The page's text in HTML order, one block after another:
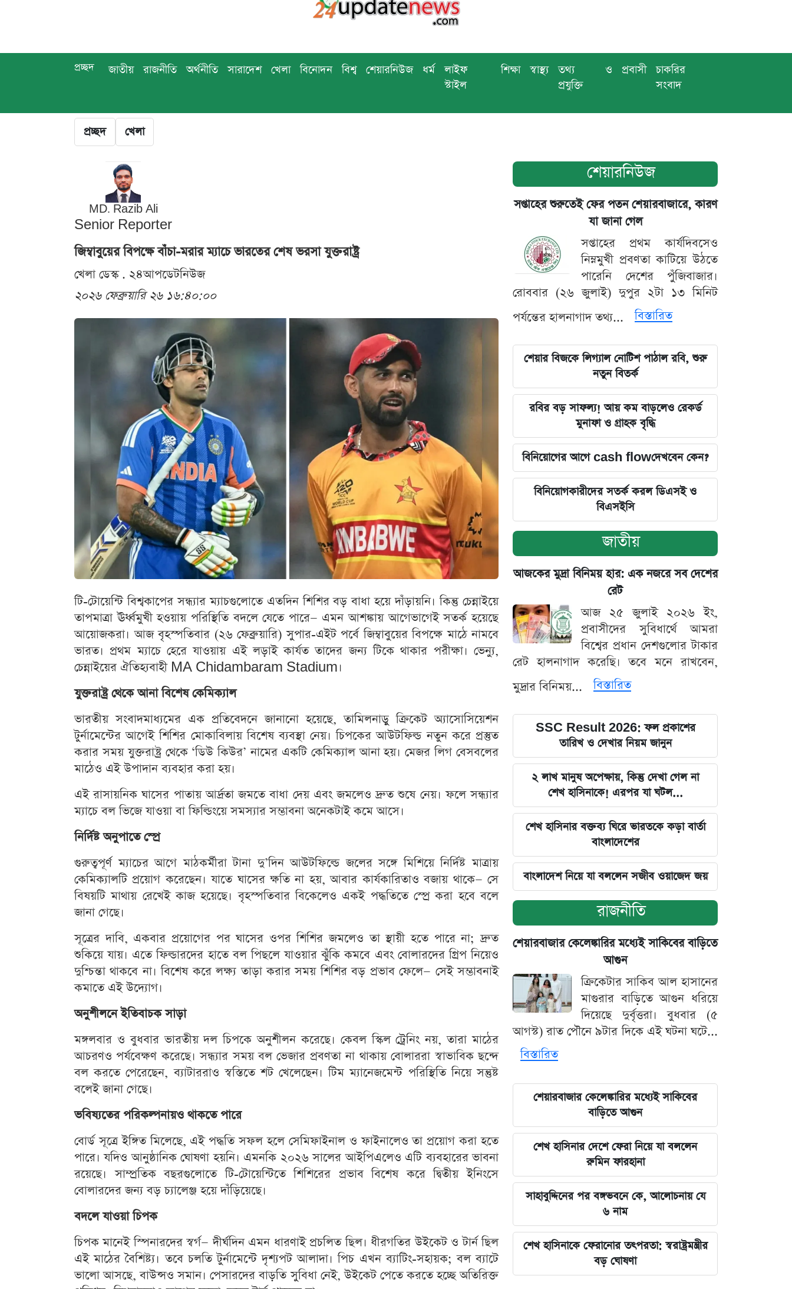
প্রচ্ছদ জাতীয় রাজনীতি অর্থনীতি সারাদেশ খেলা বিনোদন বিশ্ব শেয়ারনিউজ ধর্ম
লাইফ
স্টাইল
শিক্ষা স্বাস্থ্য
তথ্য ও
প্রযুক্তি
প্রবাসী
চাকরির
সংবাদ
প্রচ্ছদ খেলা
MD. Razib Ali
Senior Reporter
জিম্বাবুয়ের বিপক্ষে বাঁচা-মরার ম্যাচে ভারতের শেষ ভরসা যুক্তরাষ্ট্র
খেলা ডেস্ক . ২৪আপডেটনিউজ
২০২৬ ফেব্রুয়ারি ২৬ ১৬:৪০:০০
টি-টোয়েন্টি বিশ্বকাপের সন্ধ্যার ম্যাচগুলোতে এতদিন শিশির বড় বাধা হয়ে দাঁড়ায়নি। কিন্তু চেন্নাইয়ে
তাপমাত্রা ঊর্ধ্বমুখী হওয়ায় পরিস্থিতি বদলে যেতে পারে— এমন আশঙ্কায় আগেভাগেই সতর্ক হয়েছে
আয়োজকরা। আজ বৃহস্পতিবার (২৬ ফেব্রুয়ারি) সুপার-এইট পর্বে জিম্বাবুয়ের বিপক্ষে মাঠে নামবে
ভারত। প্রথম ম্যাচে হেরে যাওয়ায় এই লড়াই কার্যত তাদের জন্য টিকে থাকার পরীক্ষা। ভেন্যু,
চেন্নাইয়ের ঐতিহ্যবাহী MA Chidambaram Stadium।
যুক্তরাষ্ট্র থেকে আনা বিশেষ কেমিক্যাল
ভারতীয় সংবাদমাধ্যমের এক প্রতিবেদনে জানানো হয়েছে, তামিলনাড়ু ক্রিকেট অ্যাসোসিয়েশন
টুর্নামেন্টের আগেই শিশির মোকাবিলায় বিশেষ ব্যবস্থা নেয়। চিপকের আউটফিল্ড নতুন করে প্রস্তুত
করার সময় যুক্তরাষ্ট্র থেকে ‘ডিউ কিউর’ নামের একটি কেমিক্যাল আনা হয়। মেজর লিগ বেসবলের
মাঠেও এই উপাদান ব্যবহার করা হয়।
এই রাসায়নিক ঘাসের পাতায় আর্দ্রতা জমতে বাধা দেয় এবং জমলেও দ্রুত শুষে নেয়। ফলে সন্ধ্যার
ম্যাচে বল ভিজে যাওয়া বা ফিল্ডিংয়ে সমস্যার সম্ভাবনা অনেকটাই কমে আসে।
নির্দিষ্ট অনুপাতে স্প্রে
গুরুত্বপূর্ণ ম্যাচের আগে মাঠকর্মীরা টানা দু’দিন আউটফিল্ডে জলের সঙ্গে মিশিয়ে নির্দিষ্ট মাত্রায়
কেমিক্যালটি প্রয়োগ করেছেন। যাতে ঘাসের ক্ষতি না হয়, আবার কার্যকারিতাও বজায় থাকে— সে
বিষয়টি মাথায় রেখেই কাজ হয়েছে। বৃহস্পতিবার বিকেলেও একই পদ্ধতিতে স্প্রে করা হবে বলে
জানা গেছে।
সূত্রের দাবি, একবার প্রয়োগের পর ঘাসের ওপর শিশির জমলেও তা স্থায়ী হতে পারে না; দ্রুত
শুকিয়ে যায়। এতে ফিল্ডারদের হাতে বল পিছলে যাওয়ার ঝুঁকি কমবে এবং বোলারদের গ্রিপ নিয়েও
দুশ্চিন্তা থাকবে না। বিশেষ করে লক্ষ্য তাড়া করার সময় শিশির বড় প্রভাব ফেলে— সেই সম্ভাবনাই
কমাতে এই উদ্যোগ।
অনুশীলনে ইতিবাচক সাড়া
মঙ্গলবার ও বুধবার ভারতীয় দল চিপকে অনুশীলন করেছে। কেবল স্কিল ট্রেনিং নয়, তারা মাঠের
আচরণও পর্যবেক্ষণ করেছে। সন্ধ্যার সময় বল ভেজার প্রবণতা না থাকায় বোলাররা স্বাভাবিক ছন্দে
বল করতে পেরেছেন, ব্যাটাররাও স্বস্তিতে শট খেলেছেন। টিম ম্যানেজমেন্ট পরিস্থিতি নিয়ে সন্তুষ্ট
বলেই জানা গেছে।
ভবিষ্যতের পরিকল্পনায়ও থাকতে পারে
বোর্ড সূত্রে ইঙ্গিত মিলেছে, এই পদ্ধতি সফল হলে সেমিফাইনাল ও ফাইনালেও তা প্রয়োগ করা হতে
পারে। যদিও আনুষ্ঠানিক ঘোষণা হয়নি। এমনকি ২০২৬ সালের আইপিএলেও এটি ব্যবহারের ভাবনা
রয়েছে। সাম্প্রতিক বছরগুলোতে টি-টোয়েন্টিতে শিশিরের প্রভাব বিশেষ করে দ্বিতীয় ইনিংসে
বোলারদের জন্য বড় চ্যালেঞ্জ হয়ে দাঁড়িয়েছে।
বদলে যাওয়া চিপক
চিপক মানেই স্পিনারদের স্বর্গ— দীর্ঘদিন এমন ধারণাই প্রচলিত ছিল। ধীরগতির উইকেট ও টার্ন ছিল
এই মাঠের বৈশিষ্ট্য। তবে চলতি টুর্নামেন্টে দৃশ্যপট আলাদা। পিচ এখন ব্যাটিং-সহায়ক; বল ব্যাটে
ভালো আসছে, বাউন্সও সমান। পেসারদের বাড়তি সুবিধা নেই, উইকেট পেতে করতে হচ্ছে অতিরিক্ত
শেয়ারনিউজ
সপ্তাহের শুরুতেই ফের পতন শেয়ারবাজারে, কারণ
যা জানা গেল
সপ্তাহের প্রথম কার্যদিবসেও
নিম্নমুখী প্রবণতা কাটিয়ে উঠতে
পারেনি দেশের পুঁজিবাজার।
রোববার (২৬ জুলাই) দুপুর ২টা ১৩ মিনিট
পর্যন্তের হালনাগাদ তথ্য...
বিস্তারিত
শেয়ার বিজকে লিগ্যাল নোটিশ পাঠাল রবি, শুরু
নতুন বিতর্ক
রবির বড় সাফল্য! আয় কম বাড়লেও রেকর্ড
মুনাফা ও গ্রাহক বৃদ্ধি
বিনিয়োগের আগে cash flowদেখবেন কেন?
বিনিয়োগকারীদের সতর্ক করল ডিএসই ও
বিএসইসি
জাতীয়
আজকের মুদ্রা বিনিময় হার: এক নজরে সব দেশের
রেট
আজ ২৫ জুলাই ২০২৬ ইং,
প্রবাসীদের সুবিধার্থে আমরা
বিশ্বের প্রধান দেশগুলোর টাকার
রেট হালনাগাদ করেছি। তবে মনে রাখবেন,
মুদ্রার বিনিময়...
বিস্তারিত
SSC Result 2026: ফল প্রকাশের
তারিখ ও দেখার নিয়ম জানুন
২ লাখ মানুষ অপেক্ষায়, কিন্তু দেখা গেল না
শেখ হাসিনাকে! এরপর যা ঘটল...
শেখ হাসিনার বক্তব্য ঘিরে ভারতকে কড়া বার্তা
বাংলাদেশের
বাংলাদেশ নিয়ে যা বললেন সজীব ওয়াজেদ জয়
রাজনীতি
শেয়ারবাজার কেলেঙ্কারির মধ্যেই সাকিবের বাড়িতে
আগুন
ক্রিকেটার সাকিব আল হাসানের
মাগুরার বাড়িতে আগুন ধরিয়ে
দিয়েছে দুর্বৃত্তরা। বুধবার (৫
আগস্ট) রাত পৌনে ৯টার দিকে এই ঘটনা ঘটে...
বিস্তারিত
শেয়ারবাজার কেলেঙ্কারির মধ্যেই সাকিবের
বাড়িতে আগুন
শেখ হাসিনার দেশে ফেরা নিয়ে যা বললেন
রুমিন ফারহানা
সাহাবুদ্দিনের পর বঙ্গভবনে কে, আলোচনায় যে
৬ নাম
শেখ হাসিনাকে ফেরানোর তৎপরতা: স্বরাষ্ট্রমন্ত্রীর
বড় ঘোষণা